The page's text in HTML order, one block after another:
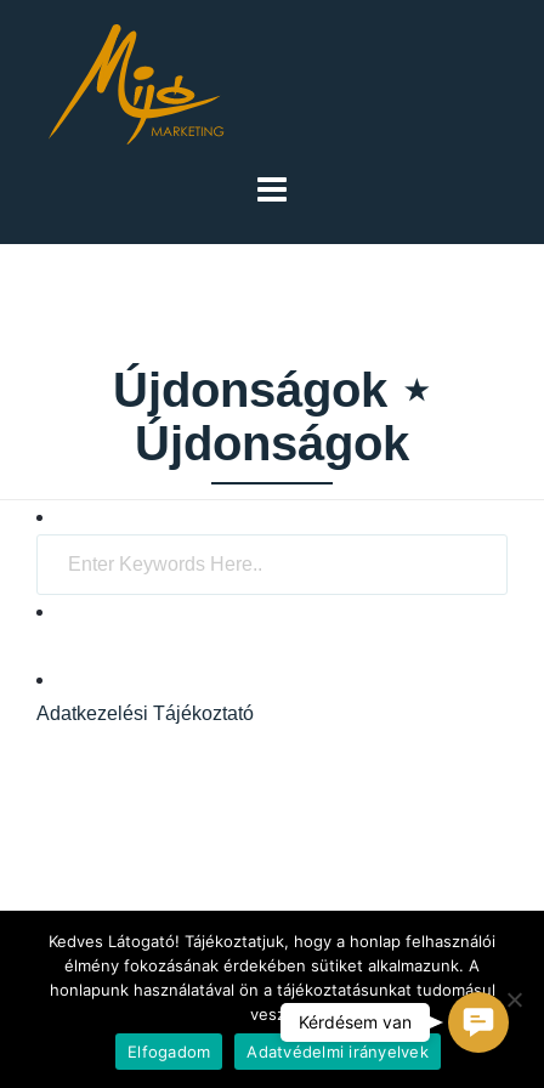
Újdonságok ⋆
Újdonságok
Adatkezelési Tájékoztató
Kedves Látogató! Tájékoztatjuk, hogy a honlap felhasználói
élmény fokozásának érdekében sütiket alkalmazunk. A
honlapunk használatával ön a tájékoztatásunkat tudomásul
veszi.
Elfogadom
Adatvédelmi irányelvek
C
o
Kérdésem van